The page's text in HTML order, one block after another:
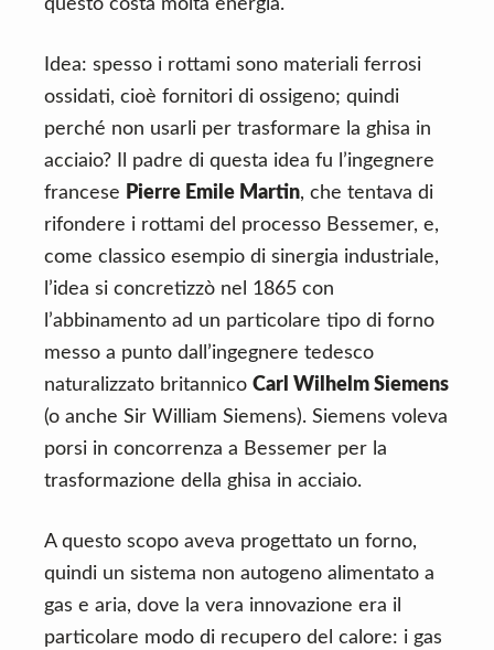
questo costa molta energia.
Idea: spesso i rottami sono materiali ferrosi
ossidati, cioè fornitori di ossigeno; quindi
perché non usarli per trasformare la ghisa in
acciaio? Il padre di questa idea fu l’ingegnere
francese Pierre Emile Martin, che tentava di
rifondere i rottami del processo Bessemer, e,
come classico esempio di sinergia industriale,
l’idea si concretizzò nel 1865 con
l’abbinamento ad un particolare tipo di forno
messo a punto dall’ingegnere tedesco
naturalizzato britannico Carl Wilhelm Siemens
(o anche Sir William Siemens). Siemens voleva
porsi in concorrenza a Bessemer per la
trasformazione della ghisa in acciaio.
A questo scopo aveva progettato un forno,
quindi un sistema non autogeno alimentato a
gas e aria, dove la vera innovazione era il
particolare modo di recupero del calore: i gas